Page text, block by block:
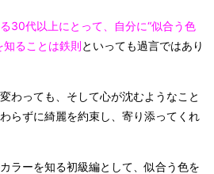
30代以上にとって、自分に“似合う色
知ることは鉄則といっても過言ではあり
わっても、そして心が沈むようなこと
らずに綺麗を約束し、寄り添ってくれ
ラーを知る初級編として、似合う色を